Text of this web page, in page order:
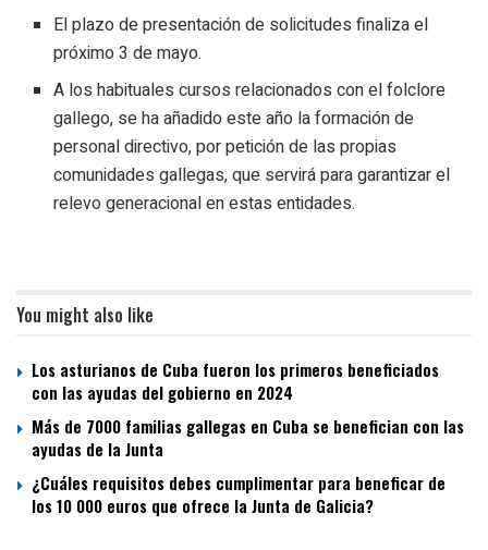
El plazo de presentación de solicitudes finaliza el
próximo 3 de mayo.
A los habituales cursos relacionados con el folclore
gallego, se ha añadido este año la formación de
personal directivo, por petición de las propias
comunidades gallegas, que servirá para garantizar el
relevo generacional en estas entidades.
You might also like
Los asturianos de Cuba fueron los primeros beneficiados
con las ayudas del gobierno en 2024
Más de 7000 familias gallegas en Cuba se benefician con las
ayudas de la Junta
¿Cuáles requisitos debes cumplimentar para beneficar de
los 10 000 euros que ofrece la Junta de Galicia?